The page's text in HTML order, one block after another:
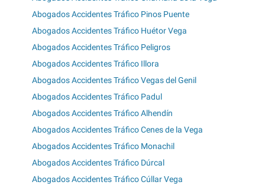
Abogados Accidentes Tráfico Pinos Puente
Abogados Accidentes Tráfico Huétor Vega
Abogados Accidentes Tráfico Peligros
Abogados Accidentes Tráfico Illora
Abogados Accidentes Tráfico Vegas del Genil
Abogados Accidentes Tráfico Padul
Abogados Accidentes Tráfico Alhendín
Abogados Accidentes Tráfico Cenes de la Vega
Abogados Accidentes Tráfico Monachil
Abogados Accidentes Tráfico Dúrcal
Abogados Accidentes Tráfico Cúllar Vega